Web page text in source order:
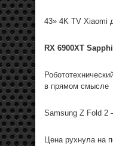
43» 4K TV Xiaomi
RX 6900XT
в прямом смысле
Samsung Z Fold 2
Цена рухнула на